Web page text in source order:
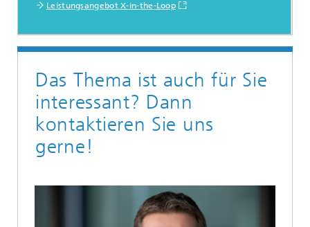
Leistungsangebot X-in-the-Loop
Das Thema ist auch für Sie
interessant? Dann
kontaktieren Sie uns
gerne!